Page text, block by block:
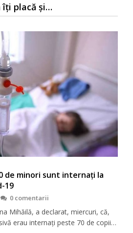
îți placă și…
de minori sunt internați la
19
0 comentarii
Mihăilă, a declarat, miercuri, că,
erau internați peste 70 de copii…